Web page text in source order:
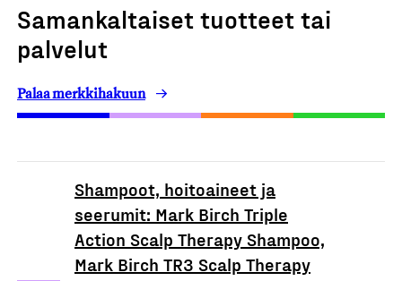
Samankaltaiset tuotteet tai
palvelut
Palaa merkkihakuun
Shampoot, hoitoaineet ja
seerumit: Mark Birch Triple
Action Scalp Therapy Shampoo,
Mark Birch TR3 Scalp Therapy